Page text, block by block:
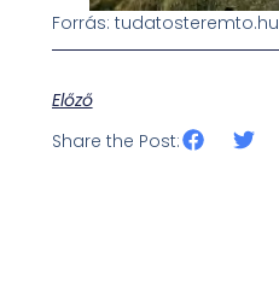
Forrás: tudatosteremto.hu
Előző
Share the Post: